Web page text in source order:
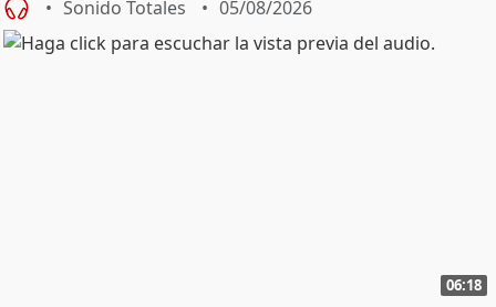
Sonido Totales 05/08/2026
06:18